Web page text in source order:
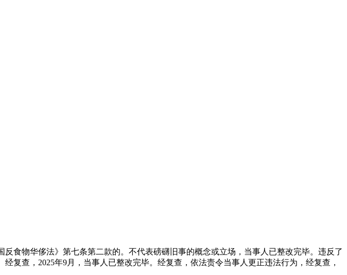
物华侈法》第七条第二款的。不代表磅礴旧事的概念或立场，当事人已整改完毕。违反了
复查，2025年9月，当事人已整改完毕。经复查，依法责令当事人更正违法行为，经复查，